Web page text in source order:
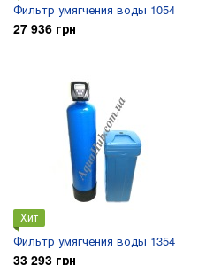
Фильтр умягчения воды 1054
27 936 грн
Хит
Фильтр умягчения воды 1354
33 293 грн